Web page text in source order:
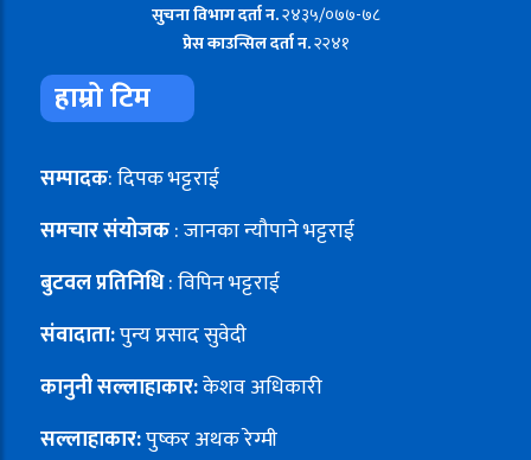
सुचना विभाग दर्ता न.२४३५/०७७-७८
प्रेस काउन्सिल दर्ता न.२२४१
हाम्रो टिम
सम्पादक: दिपक भट्टराई
समचार संयोजक: जानका न्यौपाने भट्टराई
बुटवल प्रतिनिधि: विपिन भट्टराई
संवादाता:पुन्य प्रसाद सुवेदी
कानुनी सल्लाहाकार:केशव अधिकारी
सल्लाहाकार:पुष्कर अथक रेग्मी